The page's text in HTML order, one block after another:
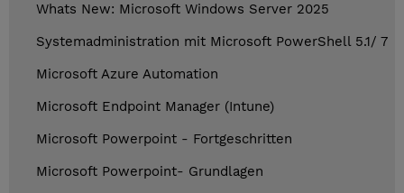
Whats New: Microsoft Windows Server 2025
Systemadministration mit Microsoft PowerShell 5.1/ 7
Microsoft Azure Automation
Microsoft Endpoint Manager (Intune)
Microsoft Powerpoint - Fortgeschritten
Microsoft Powerpoint- Grundlagen